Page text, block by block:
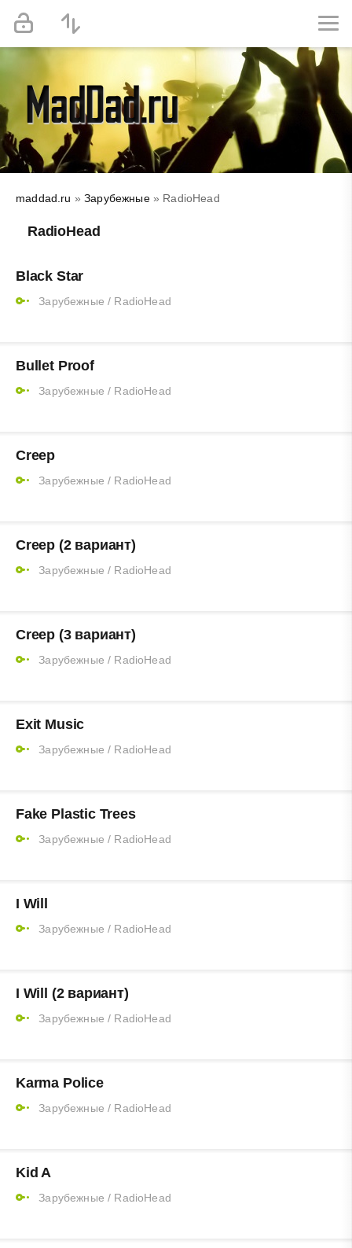
maddad.ru »Зарубежные» RadioHead
RadioHead
Black Star
Зарубежные / RadioHead
Bullet Proof
Зарубежные / RadioHead
Creep
Зарубежные / RadioHead
Creep (2 вариант)
Зарубежные / RadioHead
Creep (3 вариант)
Зарубежные / RadioHead
Exit Music
Зарубежные / RadioHead
Fake Plastic Trees
Зарубежные / RadioHead
I Will
Зарубежные / RadioHead
I Will (2 вариант)
Зарубежные / RadioHead
Karma Police
Зарубежные / RadioHead
Kid A
Зарубежные / RadioHead